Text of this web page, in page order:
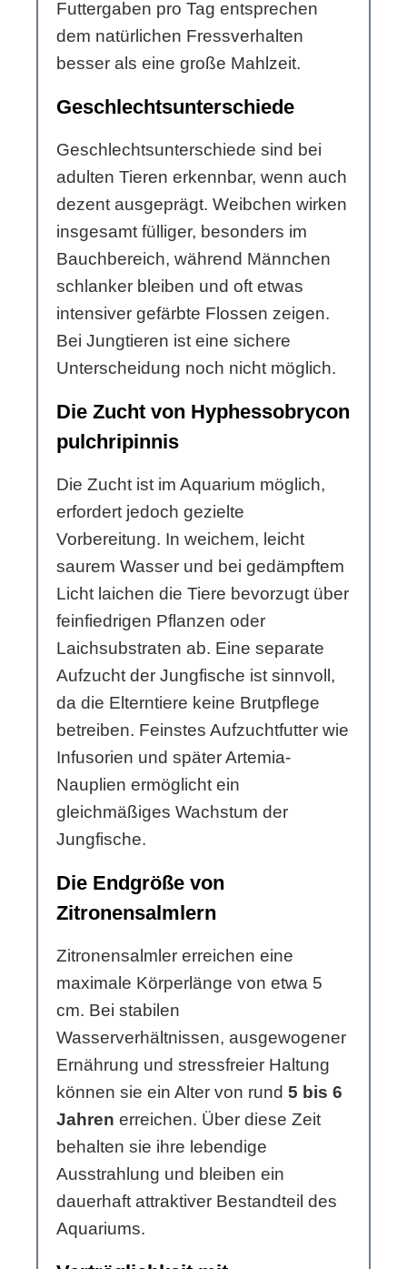
Futtergaben pro Tag entsprechen
dem natürlichen Fressverhalten
besser als eine große Mahlzeit.
Geschlechtsunterschiede
Geschlechtsunterschiede sind bei
adulten Tieren erkennbar, wenn auch
dezent ausgeprägt. Weibchen wirken
insgesamt fülliger, besonders im
Bauchbereich, während Männchen
schlanker bleiben und oft etwas
intensiver gefärbte Flossen zeigen.
Bei Jungtieren ist eine sichere
Unterscheidung noch nicht möglich.
Die Zucht von Hyphessobrycon
pulchripinnis
Die Zucht ist im Aquarium möglich,
erfordert jedoch gezielte
Vorbereitung. In weichem, leicht
saurem Wasser und bei gedämpftem
Licht laichen die Tiere bevorzugt über
feinfiedrigen Pflanzen oder
Laichsubstraten ab. Eine separate
Aufzucht der Jungfische ist sinnvoll,
da die Elterntiere keine Brutpflege
betreiben. Feinstes Aufzuchtfutter wie
Infusorien und später Artemia-
Nauplien ermöglicht ein
gleichmäßiges Wachstum der
Jungfische.
Die Endgröße von
Zitronensalmlern
Zitronensalmler erreichen eine
maximale Körperlänge von etwa 5
cm. Bei stabilen
Wasserverhältnissen, ausgewogener
Ernährung und stressfreier Haltung
können sie ein Alter von rund 5 bis 6
Jahren erreichen. Über diese Zeit
behalten sie ihre lebendige
Ausstrahlung und bleiben ein
dauerhaft attraktiver Bestandteil des
Aquariums.